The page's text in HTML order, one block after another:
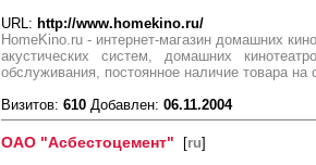
URL: http://www.homekino.ru/
HomeKino.ru - интернет-магазин домашних
акустических систем, домашних
обслуживания, постоянное наличие товара на
Визитов: 610 Добавлен: 06.11.2004
ОАО "Асбестоцемент" [ru]